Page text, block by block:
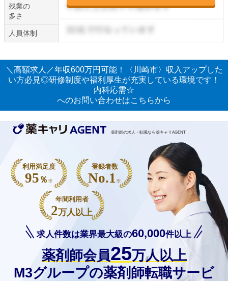
残業の
多さ
人員体制
＼高額求人／年収600万円可能！〈川崎市〉収入アップした
い方必見◎研修制度や福利厚生が充実している環境です！
内科応需☆
へのお問い合わせはこちらから
薬剤師の求人・転職なら薬キャリAGENT
求人件数は業界最大級の60,000件以上
薬剤師会員25万人以上
M3グループの薬剤師転職サービ
利用満足度
95 ％ ※
登録者数
No.1 ※
年間利用者
2万人以上